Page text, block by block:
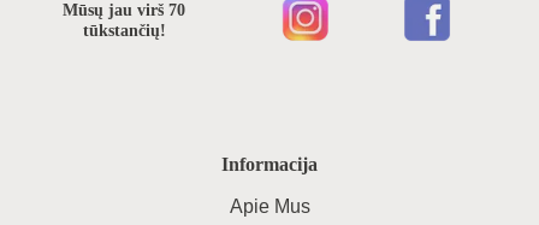
Informacija
Apie Mus
Mūsų jau virš 70
tūkstančių!